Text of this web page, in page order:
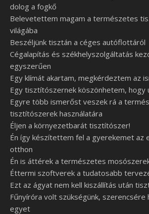
dolog a fogkő
Belevetettem magam a természetes
világába
Beszéljünk tisztán a céges autóflottáról
Cégalapítás és székhelyszolgáltatás
egyszerűen
Egy klímát akartam, megkérdeztem az
Egy tisztítószernek köszönhetem, hogy
Egyre több ismerőst veszek rá a
tisztítószerek használatára
Éljen a környezetbarát tisztítószer!
Én így készítettem fel a gyerekemet az
otthon
Én is áttérek a természetes
Éttermi szoftverek a tudatosabb
Ezt az ágyat nem kell kiszállítás után
Fűnyíróra volt szükségünk, szerencsére
egyet